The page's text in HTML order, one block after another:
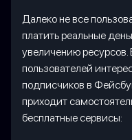
Далеко не все
платить реальные
увеличению
пользователей
подписчиков в
приходит
бесплатные сервисы: